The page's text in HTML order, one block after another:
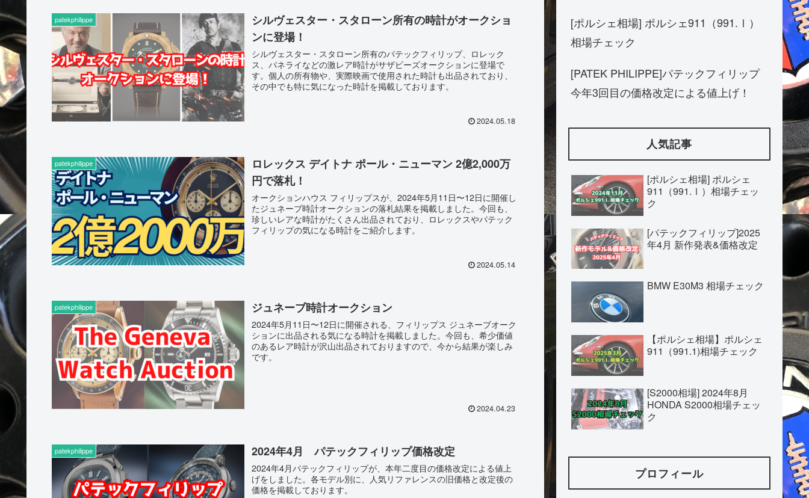
patekphilippe
シルヴェスター・スタローン所有の時計がオークショ
ンに登場！
シルヴェスター・スタローン所有のパテックフィリップ、ロレック
ス、パネライなどの激レア時計がサザビーズオークションに登場で
す。個人の所有物や、実際映画で使用された時計も出品されており、
その中でも特に気になった時計を掲載しております。
2024.05.18
patekphilippe
ロレックス デイトナ ポール・ニューマン 2億2,000万
円で落札！
オークションハウス フィリップスが、2024年5月11日〜12日に開催し
たジュネーブ時計オークションの落札結果を掲載しました。今回も、
珍しいレアな時計がたくさん出品されており、ロレックスやパテック
フィリップの気になる時計をご紹介します。
2024.05.14
patekphilippe ジュネーブ時計オークション
2024年5月11日〜12日に開催される、フィリップス ジュネーブオーク
ションに出品される気になる時計を掲載しました。今回も、希少価値
のあるレア時計が沢山出品されておりますので、今から結果が楽しみ
です。
2024.04.23
patekphilippe 2024年4月 パテックフィリップ価格改定
2024年4月パテックフィリップが、本年二度目の価格改定による値上
げをしました。各モデル別に、人気リファレンスの旧価格と改定後の
価格を掲載しております。
[ポルシェ相場] ポルシェ911（991.Ⅰ）
相場チェック
[PATEK PHILIPPE]パテックフィリップ
今年3回目の価格改定による値上げ！
人気記事
[ポルシェ相場] ポルシェ
911（991.Ⅰ）相場チェッ
ク
[パテックフィリップ]2025
年4月 新作発表&価格改定
BMW E30M3 相場チェック
【ポルシェ相場】ポルシェ
911（991.1)相場チェック
[S2000相場] 2024年8月
HONDA S2000相場チェッ
ク
プロフィール